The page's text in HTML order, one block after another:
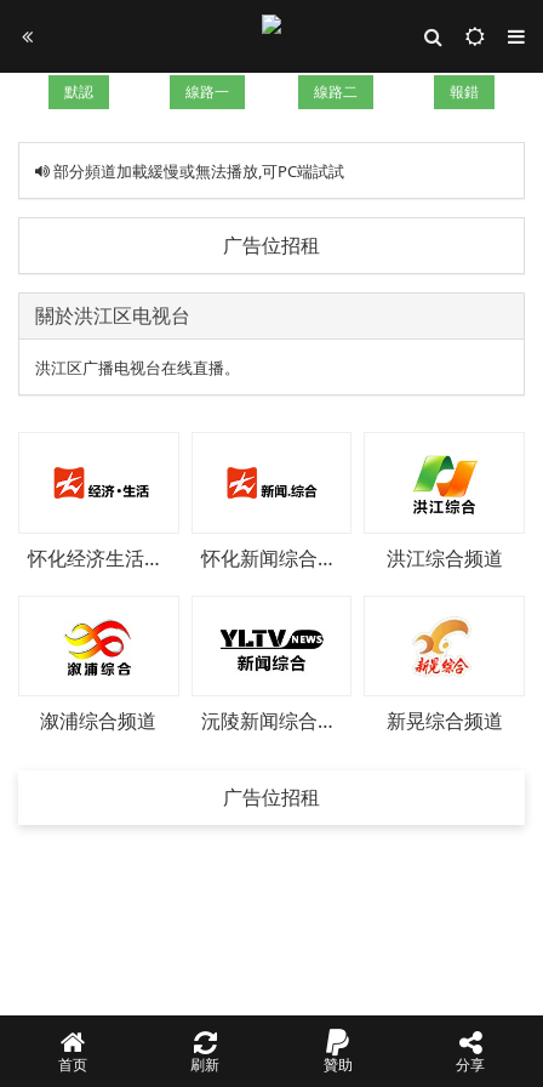
默認 線路一 線路二 報錯
部分頻道加載緩慢或無法播放,可PC端試試
广告位招租
關於洪江区电视台
洪江区广播电视台在线直播。
怀化经济生活频道 怀化新闻综合频道 洪江综合频道
溆浦综合频道 沅陵新闻综合频道 新晃综合频道
广告位招租
首页 刷新 贊助 分享